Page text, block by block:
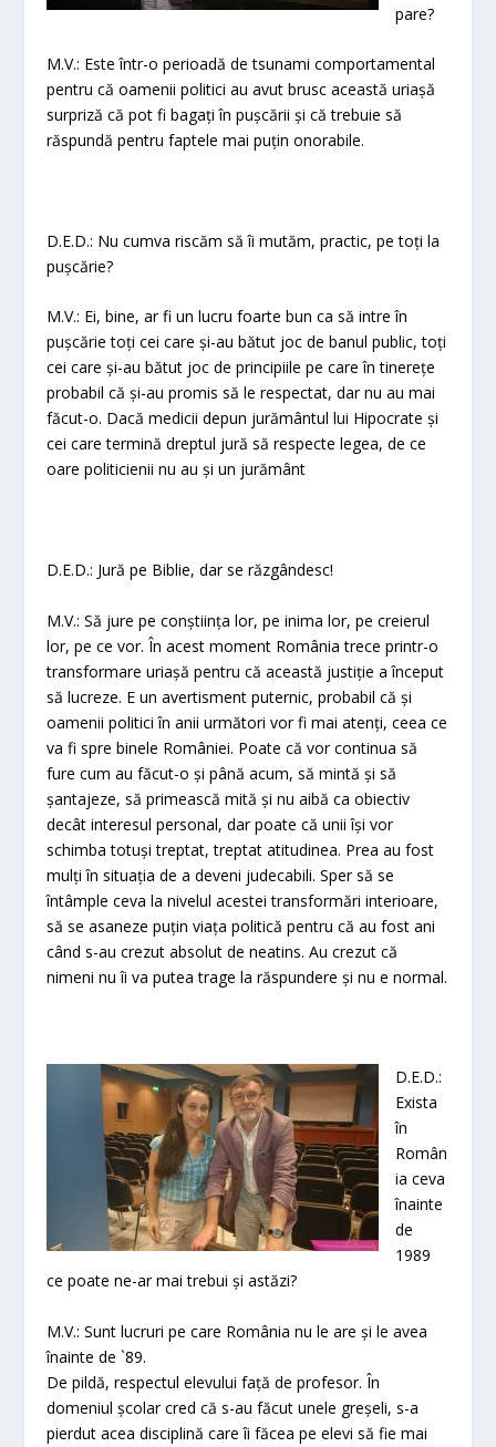
pare?
M.V.: Este într-o perioadă de tsunami comportamental
pentru că oamenii politici au avut brusc această uriașă
surpriză că pot fi bagați în pușcării și că trebuie să
răspundă pentru faptele mai puțin onorabile.
D.E.D.: Nu cumva riscăm să îi mutăm, practic, pe toți la
pușcărie?
M.V.: Ei, bine, ar fi un lucru foarte bun ca să intre în
pușcărie toți cei care și-au bătut joc de banul public, toți
cei care și-au bătut joc de principiile pe care în tinerețe
probabil că și-au promis să le respectat, dar nu au mai
făcut-o. Dacă medicii depun jurământul lui Hipocrate și
cei care termină dreptul jură să respecte legea, de ce
oare politicienii nu au și un jurământ
D.E.D.: Jură pe Biblie, dar se răzgândesc!
M.V.: Să jure pe conștiința lor, pe inima lor, pe creierul
lor, pe ce vor. În acest moment România trece printr-o
transformare uriașă pentru că această justiție a început
să lucreze. E un avertisment puternic, probabil că și
oamenii politici în anii următori vor fi mai atenți, ceea ce
va fi spre binele României. Poate că vor continua să
fure cum au făcut-o și până acum, să mintă și să
șantajeze, să primească mită și nu aibă ca obiectiv
decât interesul personal, dar poate că unii își vor
schimba totuși treptat, treptat atitudinea. Prea au fost
mulți în situația de a deveni judecabili. Sper să se
întâmple ceva la nivelul acestei transformări interioare,
să se asaneze puțin viața politică pentru că au fost ani
când s-au crezut absolut de neatins. Au crezut că
nimeni nu îi va putea trage la răspundere și nu e normal.
D.E.D.:
Exista
în
Român
ia ceva
înainte
de
1989
ce poate ne-ar mai trebui și astăzi?
M.V.: Sunt lucruri pe care România nu le are și le avea
înainte de `89.
De pildă, respectul elevului față de profesor. În
domeniul școlar cred că s-au făcut unele greșeli, s-a
pierdut acea disciplină care îi făcea pe elevi să fie mai